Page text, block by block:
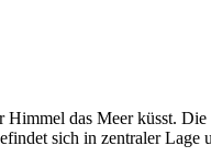
das Meer küsst.
sich in zentraler